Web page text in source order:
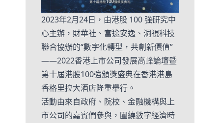
2023年2月24日，由港股 100 強研究中
心主辦，財華社、富途安逸、洞視科技
聯合協辦的“數字化轉型，共創新價值”
——2022香港上市公司發展高峰論壇暨
第十屆港股100強頒獎盛典在香港港島
香格里拉大酒店隆重舉行。
活動由來自政府、院校、金融機構與上
市公司的嘉賓們參與，圍繞數字經濟時